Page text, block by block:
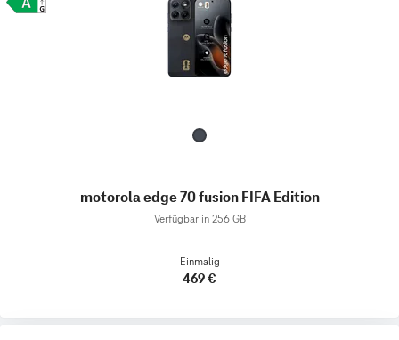
motorola edge 70 fusion FIFA Edition
Verfügbar in 256 GB
Einmalig
469 €